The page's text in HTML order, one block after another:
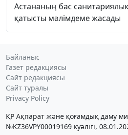
Астананың бас санитариялық
қатысты мәлімдеме жасады
Байланыс
Газет редакциясы
Сайт редакциясы
Сайт туралы
Privacy Policy
ҚР Ақпарат және қоғамдық даму
№KZ36VPY00019169 куәлігі,